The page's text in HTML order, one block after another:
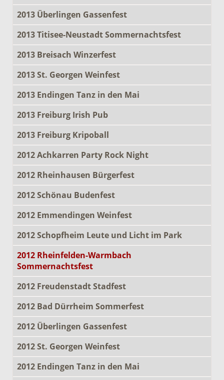
2013 Überlingen Gassenfest
2013 Titisee-Neustadt Sommernachtsfest
2013 Breisach Winzerfest
2013 St. Georgen Weinfest
2013 Endingen Tanz in den Mai
2013 Freiburg Irish Pub
2013 Freiburg Kripoball
2012 Achkarren Party Rock Night
2012 Rheinhausen Bürgerfest
2012 Schönau Budenfest
2012 Emmendingen Weinfest
2012 Schopfheim Leute und Licht im Park
2012 Rheinfelden-Warmbach
Sommernachtsfest
2012 Freudenstadt Stadfest
2012 Bad Dürrheim Sommerfest
2012 Überlingen Gassenfest
2012 St. Georgen Weinfest
2012 Endingen Tanz in den Mai